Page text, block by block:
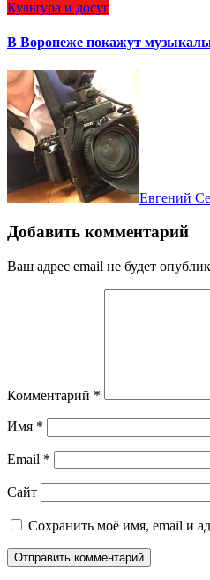
Культура и досуг
В Воронеже покажут
Евгений
Добавить комментарий
Ваш адрес email не будет
Комментарий *
Имя *
Email *
Сайт
Сохранить моё имя, email и